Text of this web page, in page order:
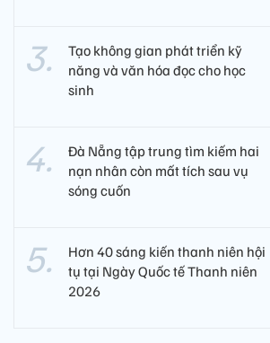
Tạo không gian phát triển kỹ
năng và văn hóa đọc cho học
sinh
Đà Nẵng tập trung tìm kiếm hai
nạn nhân còn mất tích sau vụ
sóng cuốn
Hơn 40 sáng kiến thanh niên hội
tụ tại Ngày Quốc tế Thanh niên
2026